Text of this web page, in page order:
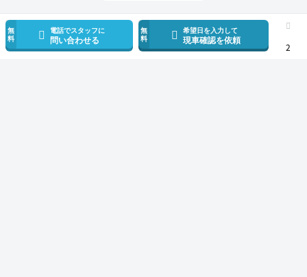
無
料
電話でスタッフに
問い合わせる
無
料
希望日を入力して
現車確認を依頼
2